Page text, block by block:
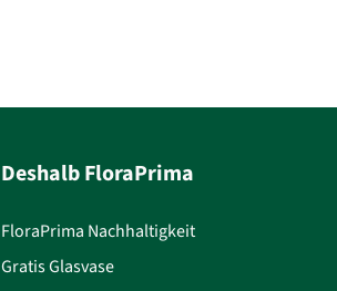
Deshalb FloraPrima
FloraPrima Nachhaltigkeit
Gratis Glasvase